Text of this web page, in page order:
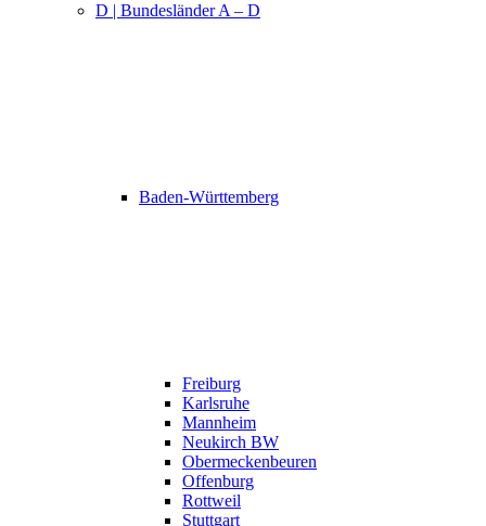
D | Bundesländer A – D
Baden-Württemberg
Freiburg
Karlsruhe
Mannheim
Neukirch BW
Obermeckenbeuren
Offenburg
Rottweil
Stuttgart